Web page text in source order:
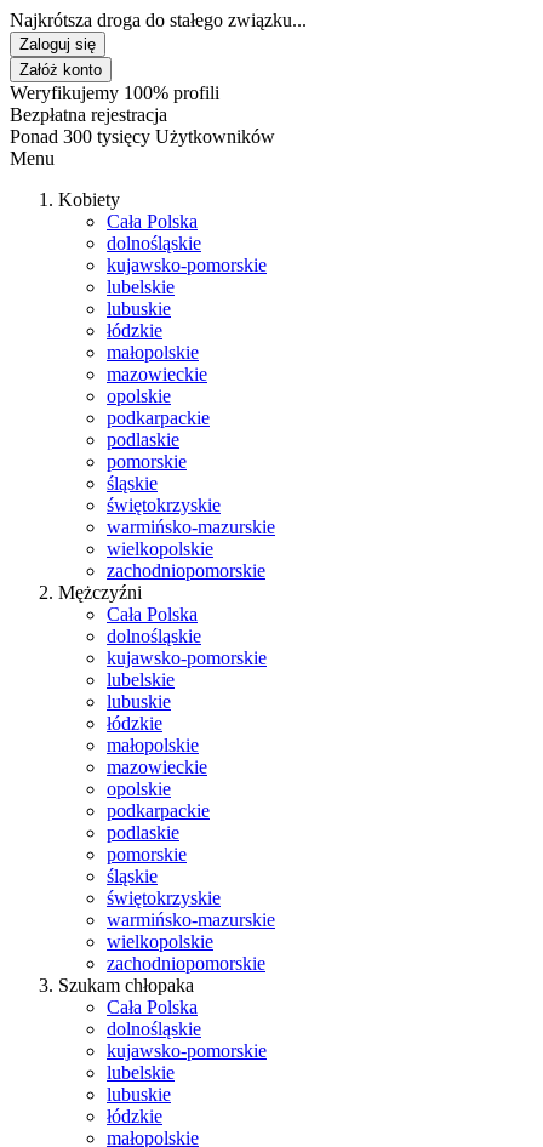
Najkrótsza droga do stałego związku...
Zaloguj się
Załóż konto
Weryfikujemy 100% profili
Bezpłatna rejestracja
Ponad 300 tysięcy Użytkowników
Menu
Kobiety
Cała Polska
dolnośląskie
kujawsko-pomorskie
lubelskie
lubuskie
łódzkie
małopolskie
mazowieckie
opolskie
podkarpackie
podlaskie
pomorskie
śląskie
świętokrzyskie
warmińsko-mazurskie
wielkopolskie
zachodniopomorskie
Mężczyźni
Cała Polska
dolnośląskie
kujawsko-pomorskie
lubelskie
lubuskie
łódzkie
małopolskie
mazowieckie
opolskie
podkarpackie
podlaskie
pomorskie
śląskie
świętokrzyskie
warmińsko-mazurskie
wielkopolskie
zachodniopomorskie
Szukam chłopaka
Cała Polska
dolnośląskie
kujawsko-pomorskie
lubelskie
lubuskie
łódzkie
małopolskie